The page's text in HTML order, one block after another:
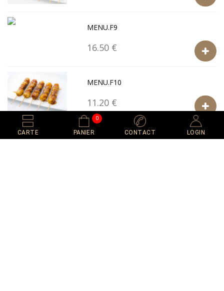
MENU.F9
16.50 €
MENU.F10
11.20 €
MENU.F11
CARTE
0
PANIER CONTACT LOGIN